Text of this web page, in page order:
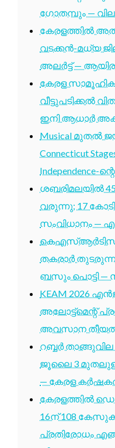
ഗോതമ്പും —
കേരളത്തിൽ
വടക്കൻ-മധ്യ
അലർട്ട് —
കേരള
വീട്ടുപടിക്കൽ
ഇനി ആധാർ
Musical മുതൽ
Connecticut
Independence-
ശബരിമലയിൽ
വരുന്നു; 17
സംവിധാനം —
തകരാർ
ബസും പൊട്ടി
KEAM 2026
അലോട്ട്മെന്റ്
അവസാന
റബ്ബർ
ജൂലൈ 3
— കേരള
കേരളത്തിൽ
16ന് 108
പ്രതിരോധം